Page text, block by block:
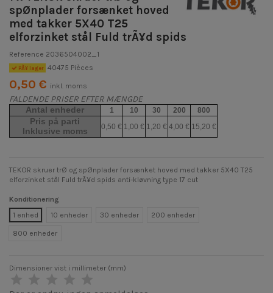
spØnplader forsænket hoved
med takker 5X40 T25
elforzinket stål Fuld trÃ¥d spids
Reference 2036504002_1
PÃ¥ lager 40475 Pièces
0,50 € inkl. moms
FALDENDE PRISER EFTER MÆNGDE
Antal enheder 1 10 30 200 800
Pris på parti
Inklusive moms
0,50 € 1,00 € 1,20 € 4,00 € 15,20 €
TEKOR skruer trØ og spØnplader forsænket hoved med takker 5X40 T25
elforzinket stål Fuld trÃ¥d spids anti-kløvning type 17 cut
Konditionering
1 enhed
10 enheder 30 enheder 200 enheder
800 enheder
Dimensioner vist i millimeter (mm)